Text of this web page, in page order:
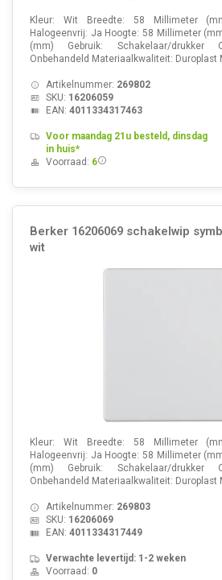
Kleur: Wit Breedte: 58 Millimeter
Halogeenvrij: Ja Hoogte: 58 Millimeter
(mm) Gebruik: Schakelaar/drukker
Onbehandeld Materiaalkwaliteit: Duroplast
Artikelnummer: 269802
SKU: 16206059
EAN: 4011334317463
Voor maandag 21u besteld, dinsdag
in huis*
Voorraad: 6
Berker 16206069 schakelwip
wit
Kleur: Wit Breedte: 58 Millimeter
Halogeenvrij: Ja Hoogte: 58 Millimeter
(mm) Gebruik: Schakelaar/drukker
Onbehandeld Materiaalkwaliteit: Duroplast
Artikelnummer: 269803
SKU: 16206069
EAN: 4011334317449
Verwachte levertijd: 1-2 weken
Voorraad: 0